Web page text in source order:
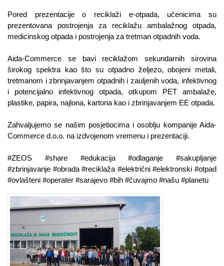
Pored prezentacije o reciklaži e-otpada, učenicima su
prezentovana postrojenja za reciklažu ambalažnog otpada,
medicinskog otpada i postrojenja za tretman otpadnih voda.
Aida-Commerce se bavi reciklažom sekundarnih sirovina
širokog spektra kao što su otpadno željezo, obojeni metali,
tretmanom i zbrinjavanjem otpadnih i zauljenih voda, infektivnog
i potencijalno infektivnog otpada, otkupom PET ambalaže,
plastike, papira, najlona, kartona kao i zbrinjavanjem EE otpada.
Zahvaljujemo se našim posjetiocima i osoblju kompanije Aida-
Commerce d.o.o. na izdvojenom vremenu i prezentaciji.
#ZEOS #share #edukacija #odlaganje #sakupljanje
#zbrinjavanje #obrada #reciklaža #električni #elektronski #otpad
#ovlašteni #operater #sarajevo #bih #čuvajmo #našu #planetu